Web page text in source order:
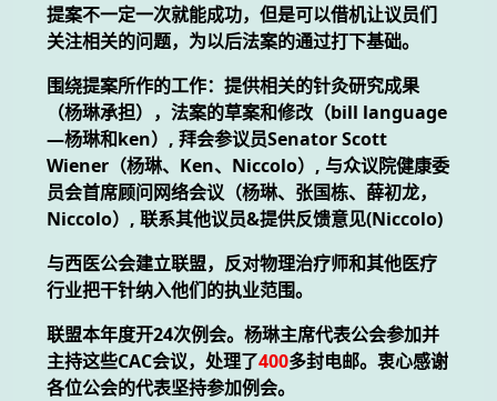
提案不一定一次就能成功，但是可以借机让议员们
关注相关的问题，为以后法案的通过打下基础。
围绕提案所作的工作：提供相关的针灸研究成果
（杨琳承担），法案的草案和修改（bill language
—杨琳和ken）, 拜会参议员Senator Scott
Wiener（杨琳、Ken、Niccolo）, 与众议院健康委
员会首席顾问网络会议（杨琳、张国栋、薛初龙，
Niccolo）, 联系其他议员&提供反馈意见(Niccolo)
与西医公会建立联盟，反对物理治疗师和其他医疗
行业把干针纳入他们的执业范围。
联盟本年度开24次例会。杨琳主席代表公会参加并
主持这些CAC会议，处理了400多封电邮。衷心感谢
各位公会的代表坚持参加例会。